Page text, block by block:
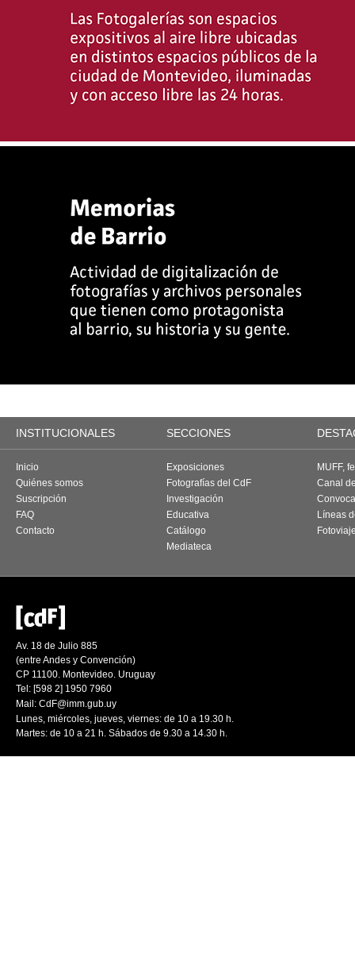
INSTITUCIONALES SECCIONES
Inicio
Quiénes somos
Suscripción
FAQ
Contacto
Exposiciones
Fotografías del CdF
Investigación
Educativa
Catálogo
Mediateca
MUFF,
Canal
Líneas
Av. 18 de Julio 885
(entre Andes y Convención)
CP 11100. Montevideo. Uruguay
Tel: [598 2] 1950 7960
Mail: CdF@imm.gub.uy
Lunes, miércoles, jueves, viernes: de 10 a 19.30 h.
Martes: de 10 a 21 h. Sábados de 9.30 a 14.30 h.